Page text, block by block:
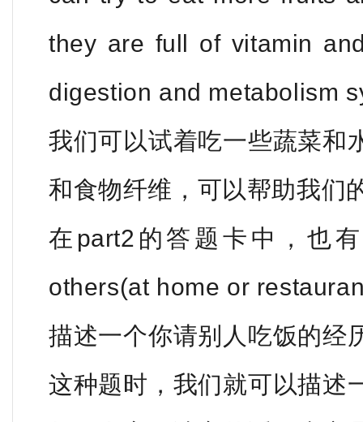
they are full of vitamin
digestion and metabolism
我们可以试着吃一些蔬菜和
和食物纤维，可以帮助我们
在part2的答题卡中，也
others(at home or
描述一个你请别人吃饭的经
这种题时，我们就可以描述